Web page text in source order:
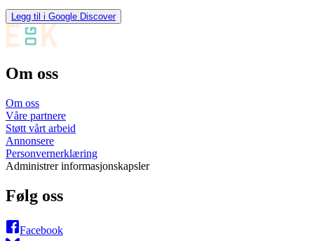
Legg til i Google Discover
Om oss
Om oss
Våre partnere
Støtt vårt arbeid
Annonsere
Personvernerklæring
Administrer informasjonskapsler
Følg oss
Facebook